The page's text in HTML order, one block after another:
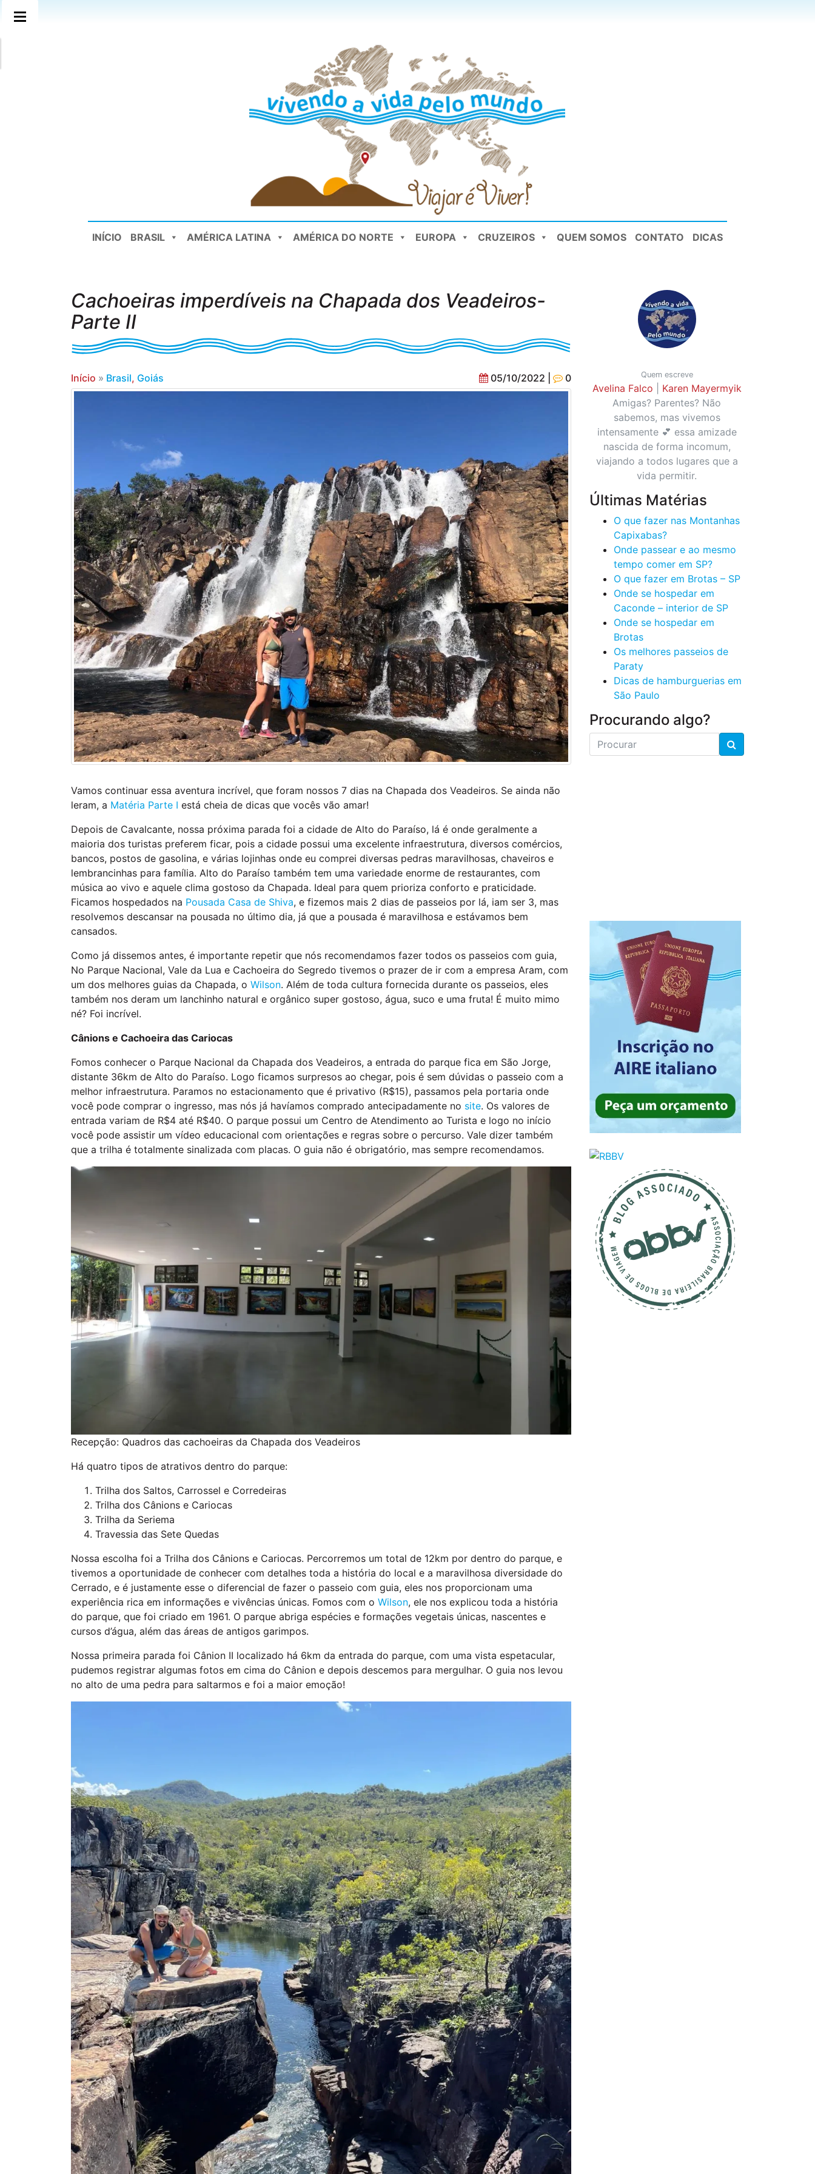
INÍCIO BRASIL AMÉRICA LATINA AMÉRICA DO NORTE EUROPA CRUZEIROS QUEM SOMOS CONTATO DICAS
Cachoeiras imperdíveis na Chapada dos Veadeiros-
Parte II
Início » Brasil, Goiás 05/10/2022 | 0
Vamos continuar essa aventura incrível, que foram nossos 7 dias na Chapada dos Veadeiros. Se ainda não
leram, a Matéria Parte I está cheia de dicas que vocês vão amar!
Depois de Cavalcante, nossa próxima parada foi a cidade de Alto do Paraíso, lá é onde geralmente a
maioria dos turistas preferem ficar, pois a cidade possui uma excelente infraestrutura, diversos comércios,
bancos, postos de gasolina, e várias lojinhas onde eu comprei diversas pedras maravilhosas, chaveiros e
lembrancinhas para família. Alto do Paraíso também tem uma variedade enorme de restaurantes, com
música ao vivo e aquele clima gostoso da Chapada. Ideal para quem prioriza conforto e praticidade.
Ficamos hospedados na Pousada Casa de Shiva, e fizemos mais 2 dias de passeios por lá, iam ser 3, mas
resolvemos descansar na pousada no último dia, já que a pousada é maravilhosa e estávamos bem
cansados.
Como já dissemos antes, é importante repetir que nós recomendamos fazer todos os passeios com guia,
No Parque Nacional, Vale da Lua e Cachoeira do Segredo tivemos o prazer de ir com a empresa Aram, com
um dos melhores guias da Chapada, o Wilson. Além de toda cultura fornecida durante os passeios, eles
também nos deram um lanchinho natural e orgânico super gostoso, água, suco e uma fruta! É muito mimo
né? Foi incrível.
Cânions e Cachoeira das Cariocas
Fomos conhecer o Parque Nacional da Chapada dos Veadeiros, a entrada do parque fica em São Jorge,
distante 36km de Alto do Paraíso. Logo ficamos surpresos ao chegar, pois é sem dúvidas o passeio com a
melhor infraestrutura. Paramos no estacionamento que é privativo (R$15), passamos pela portaria onde
você pode comprar o ingresso, mas nós já havíamos comprado antecipadamente no site. Os valores de
entrada variam de R$4 até R$40. O parque possui um Centro de Atendimento ao Turista e logo no início
você pode assistir um vídeo educacional com orientações e regras sobre o percurso. Vale dizer também
que a trilha é totalmente sinalizada com placas. O guia não é obrigatório, mas sempre recomendamos.
Recepção: Quadros das cachoeiras da Chapada dos Veadeiros
Há quatro tipos de atrativos dentro do parque:
Trilha dos Saltos, Carrossel e Corredeiras
Trilha dos Cânions e Cariocas
Trilha da Seriema
Travessia das Sete Quedas
Nossa escolha foi a Trilha dos Cânions e Cariocas. Percorremos um total de 12km por dentro do parque, e
tivemos a oportunidade de conhecer com detalhes toda a história do local e a maravilhosa diversidade do
Cerrado, e é justamente esse o diferencial de fazer o passeio com guia, eles nos proporcionam uma
experiência rica em informações e vivências únicas. Fomos com o Wilson, ele nos explicou toda a história
do parque, que foi criado em 1961. O parque abriga espécies e formações vegetais únicas, nascentes e
cursos d’água, além das áreas de antigos garimpos.
Nossa primeira parada foi Cânion II localizado há 6km da entrada do parque, com uma vista espetacular,
pudemos registrar algumas fotos em cima do Cânion e depois descemos para mergulhar. O guia nos levou
no alto de uma pedra para saltarmos e foi a maior emoção!
Quem escreve
Avelina Falco
Karen Mayermyik
Amigas? Parentes? Não
sabemos, mas vivemos
intensamente 💕 essa amizade
nascida de forma incomum,
viajando a todos lugares que a
vida permitir.
Últimas Matérias
O que fazer nas Montanhas
Capixabas?
Onde passear e ao mesmo
tempo comer em SP?
O que fazer em Brotas – SP
Onde se hospedar em
Caconde – interior de SP
Onde se hospedar em
Brotas
Os melhores passeios de
Paraty
Dicas de hamburguerias em
São Paulo
Procurando algo?